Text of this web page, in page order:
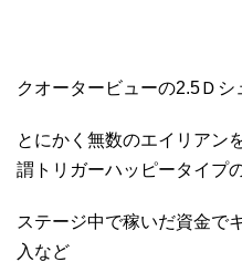
クオータービューの2.5Ｄシ
とにかく無数のエイリアン
謂トリガーハッピータイプ
ステージ中で稼いだ資金で
入など